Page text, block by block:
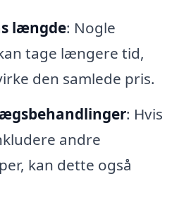
længde: Nogle
tage længere tid,
den samlede pris.
: Hvis
andre
kan dette også